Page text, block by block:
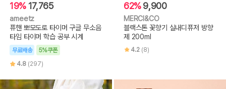
19% 17,765
ameetz
퓨핸 뽀모도로 타이머 구글 무소음
타임 타이머 학습 공부 시계
무료배송
5%쿠폰
4.8 (297)
62%9,900
MERCI&CO
블랙스톤 꽃향기 실내디퓨저 방향
제 200ml
4.2 (8)